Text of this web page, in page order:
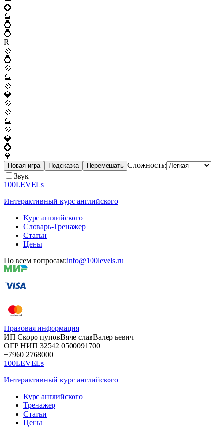
💍
🔮
💍
💍
R
💠
💍
💠
🔮
💠
💎
💠
💠
🔮
💠
💎
💍
💎
Новая игра Подсказка Перемешать Сложность:
Звук
100LEVELs
Интерактивный курс английского
Курс английского
Словарь-Тренажер
Статьи
Цены
По всем вопросам:info@100levels.ru
Правовая информация
ИП Скоро пуповВяче славВалер ьевич
ОГР НИП 32542 0500091700
+7960 2768000
100LEVELs
Интерактивный курс английского
Курс английского
Тренажер
Статьи
Цены